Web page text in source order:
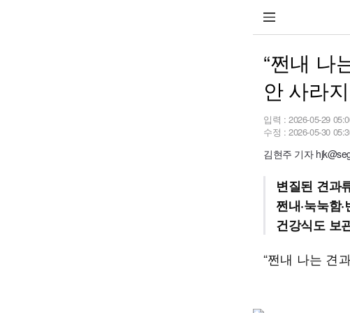
“쩐내 나
안 사라
입력 : 2026-05-29
수정 : 2026-05-30
김현주 기자
변질된 견과
쩐내·눅눅함
건강식도 보
“쩐내 나는 견